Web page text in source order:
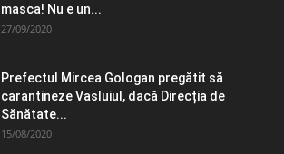
masca! Nu e un...
27/09/2020
Prefectul Mircea Gologan pregătit să
carantineze Vasluiul, dacă Direcția de
Sănătate...
15/08/2020